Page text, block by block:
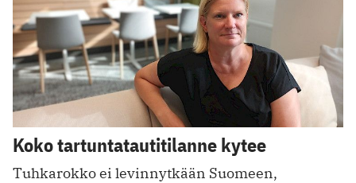
Koko tartuntatautitilanne kytee
Tuhkarokko ei levinnytkään Suomeen,